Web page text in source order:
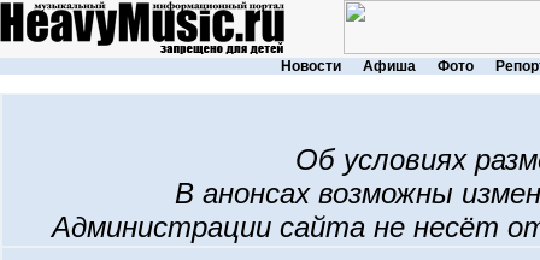
Новости Афиша Фото
Об условиях
В анонсах возможны
Администрации сайта не несёт